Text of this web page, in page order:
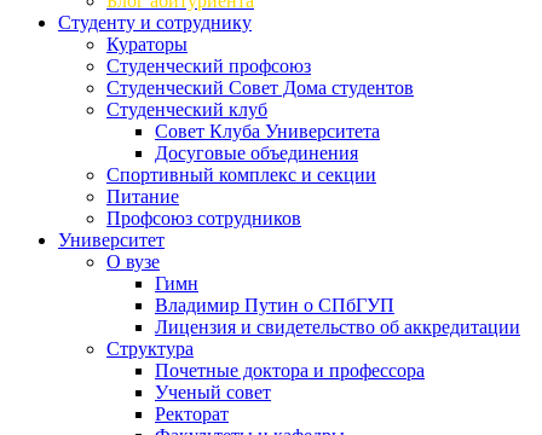
Студенту и сотруднику
Кураторы
Студенческий профсоюз
Студенческий Совет Дома студентов
Студенческий клуб
Совет Клуба Университета
Досуговые объединения
Спортивный комплекс и секции
Питание
Профсоюз сотрудников
Университет
О вузе
Гимн
Владимир Путин о СПбГУП
Лицензия и свидетельство об аккредитации
Структура
Почетные доктора и профессора
Ученый совет
Ректорат